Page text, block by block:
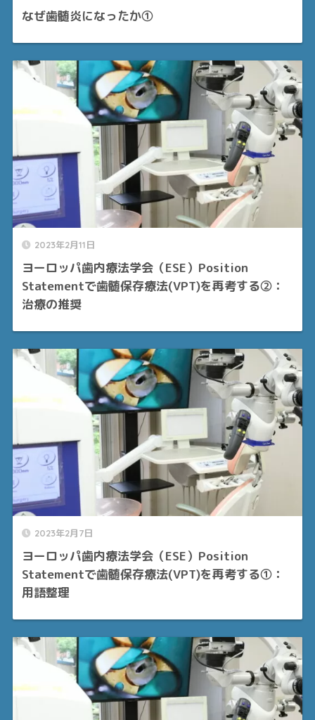
なぜ歯髄炎になったか①
2023年2月11日
ヨーロッパ歯内療法学会（ESE）Position
Statementで歯髄保存療法(VPT)を再考する②：
治療の推奨
2023年2月7日
ヨーロッパ歯内療法学会（ESE）Position
Statementで歯髄保存療法(VPT)を再考する①：
用語整理